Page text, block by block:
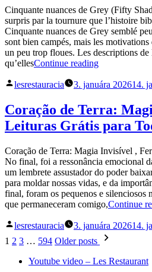
Cinquante nuances de Grey (Fifty
surpris par la tournure que l’histoire
Cinquante nuances de Grey semblé
sont bien campés, mais les motivations
un peu trop floues. Les descriptions de
qu’ellesContinue reading„Cinquante
de
[E-
Book
Posted
lesrestauracia 3. januára 202614.
Coração de Terra:
Leituras Grátis para
Coração de Terra: Magia Invisível ,
No final, foi a ressonância emocional
um lembrete assustador do poder
para moldar nossas vidas, e da
final, foram os pequenos e silenciosos
que permaneceram comigo,Continue
Posted
lesrestauracia 3. januára 202614.
Navigácia
1 2 3 … 594 Older posts
Youtube video – Les Restaurant